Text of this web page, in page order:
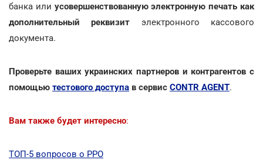
банка или усовершенствованную электронную печать как
дополнительный реквизит электронного кассового
документа.
Проверьте ваших украинских партнеров и контрагентов с
помощью тестового доступа в сервис CONTR AGENT.
Вам также будет интересно:
ТОП-5 вопросов о РРО